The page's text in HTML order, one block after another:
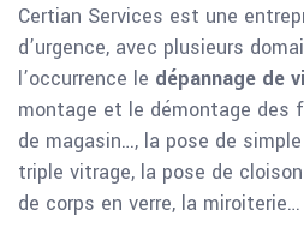
Certian Services est une
d’urgence, avec plusieurs
l’occurrence le dépannage de
montage et le démontage des
de magasin…, la pose de
triple vitrage, la pose de
de corps en verre, la miroiterie…